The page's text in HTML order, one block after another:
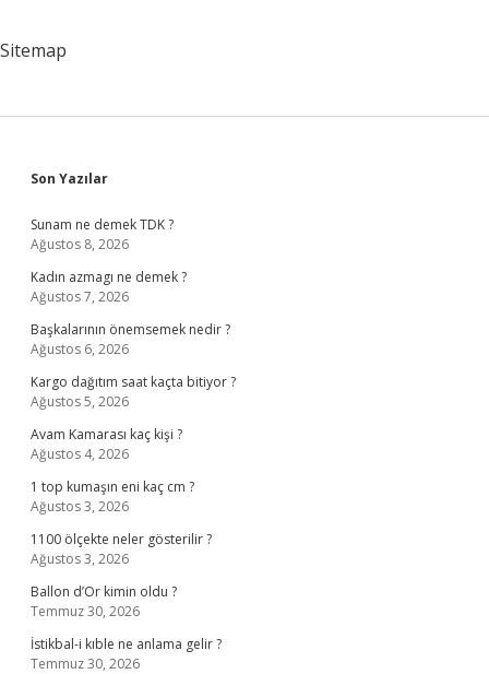
Sitemap
Sidebar
Son Yazılar
Sunam ne demek TDK ?
Ağustos 8, 2026
Kadın azmagı ne demek ?
Ağustos 7, 2026
Başkalarının önemsemek nedir ?
Ağustos 6, 2026
Kargo dağıtım saat kaçta bitiyor ?
Ağustos 5, 2026
Avam Kamarası kaç kişi ?
Ağustos 4, 2026
1 top kumaşın eni kaç cm ?
Ağustos 3, 2026
1100 ölçekte neler gösterilir ?
Ağustos 3, 2026
Ballon d’Or kimin oldu ?
Temmuz 30, 2026
İstikbal-i kıble ne anlama gelir ?
Temmuz 30, 2026